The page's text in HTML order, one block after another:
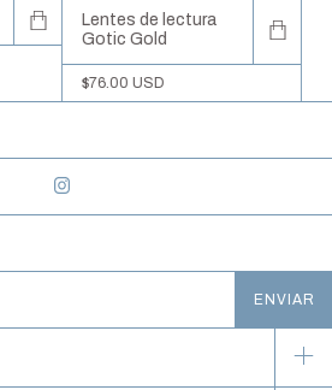
Lentes de lectura
Gotic Gold
$76.00 USD